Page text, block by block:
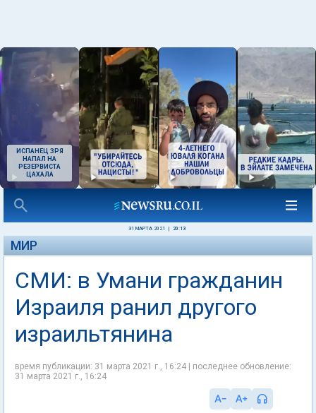
ИСПАНЕЦ ЗРЯ
НАПАЛ НА
РЕЗЕРВИСТА
ЦАХАЛА
31 МАРТА 2021 20:13
МИР
СМИ: в Умани гражданин
Израиля ранил другого
израильтянина
время публикации: 31 марта 2021 г., 16:24 | последнее обновление:
31 марта 2021 г., 16:24